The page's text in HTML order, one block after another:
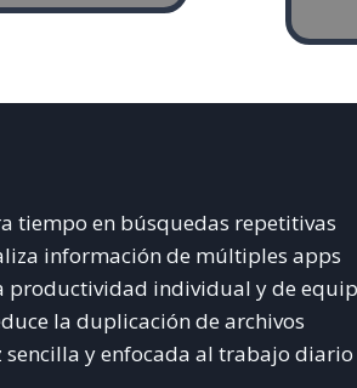
tiempo en búsquedas repetitivas
información de múltiples apps
productividad individual y de
la duplicación de archivos
sencilla y enfocada al trabajo diario